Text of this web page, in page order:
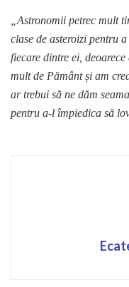
„Astronomii petrec mult
clase de asteroizi pentru
fiecare dintre ei,
mult de Pământ și am
ar trebui să ne dăm
pentru a-l împiedica să